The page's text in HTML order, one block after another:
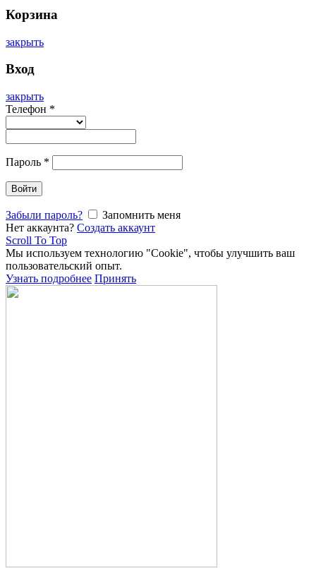
Корзина
закрыть
Вход
закрыть
Телефон *
Пароль *
Войти
Забыли пароль?
Запомнить меня
Нет аккаунта? Создать аккаунт
Scroll To Top
Мы используем технологию "Cookie", чтобы улучшить ваш
пользовательский опыт.
Узнать подробнее Принять